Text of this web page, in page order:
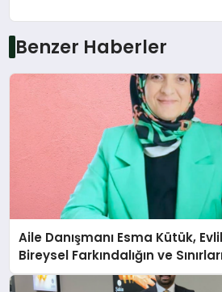
Benzer Haberler
Aile Danışmanı Esma Kütük,
Bireysel Farkındalığın ve
Anlatıyor